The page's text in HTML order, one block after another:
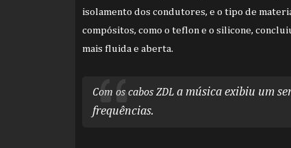
isolamento dos condutores, e o tipo de
compósitos, como o teflon e o silicone,
mais fluida e aberta.
Com os cabos ZDL a música exibiu um
frequências.